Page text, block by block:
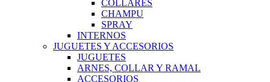
COLLARES
CHAMPU
SPRAY
INTERNOS
JUGUETES Y ACCESORIOS
JUGUETES
ARNES, COLLAR Y RAMAL
ACCESORIOS